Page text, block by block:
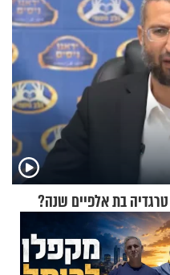
בת אלפיים שנה?